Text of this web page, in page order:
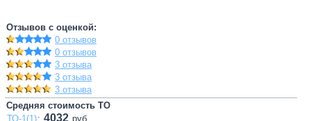
Отзывов с оценкой:
0 отзывов
0 отзывов
3 отзыва
3 отзыва
3 отзыва
Средняя стоимость ТО
ТО-1(1): 4032 руб.